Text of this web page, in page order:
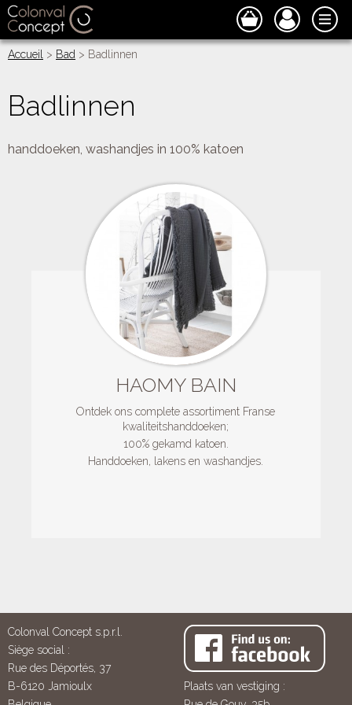
Accueil > Bad > Badlinnen
Badlinnen
handdoeken, washandjes in 100% katoen
HAOMY BAIN
Ontdek ons complete assortiment Franse
kwaliteitshanddoeken;
100% gekamd katoen.
Handdoeken, lakens en washandjes.
Colonval Concept s.p.r.l.
Siège social :
Rue des Déportés, 37
B-6120 Jamioulx
Plaats van vestiging :